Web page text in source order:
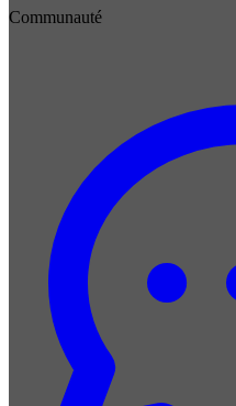
Communauté